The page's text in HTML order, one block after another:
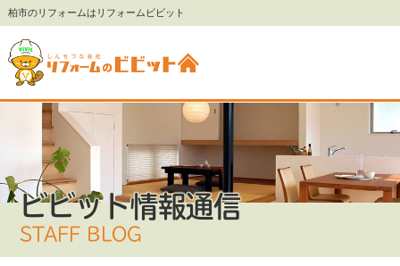
柏市のリフォームはリフォームビビット
ビビット情報通信
STAFF BLOG